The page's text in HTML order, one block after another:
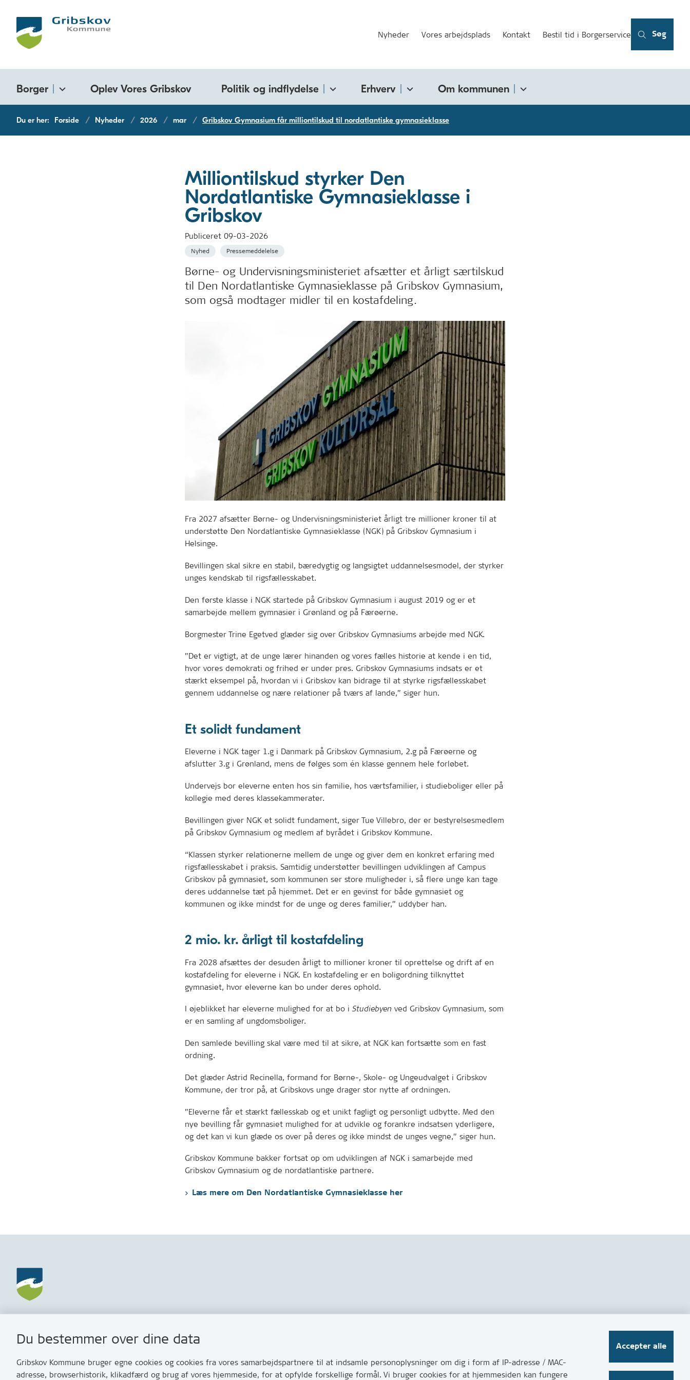
Nyheder Vores arbejdsplads Kontakt Bestil tid i Borgerservice Søg
Borger Oplev Vores Gribskov Politik og indflydelse Erhverv Om kommunen
Du er her: Forside Nyheder 2026 mar Gribskov Gymnasium får milliontilskud til nordatlantiske gymnasieklasse
Milliontilskud styrker Den
Nordatlantiske Gymnasieklasse i
Gribskov
Publiceret 09-03-2026
Nyhed Pressemeddelelse
Børne- og Undervisningsministeriet afsætter et årligt særtilskud
til Den Nordatlantiske Gymnasieklasse på Gribskov Gymnasium,
som også modtager midler til en kostafdeling.
Fra 2027 afsætter Børne- og Undervisningsministeriet årligt tre millioner kroner til at
understøtte Den Nordatlantiske Gymnasieklasse (NGK) på Gribskov Gymnasium i
Helsinge.
Bevillingen skal sikre en stabil, bæredygtig og langsigtet uddannelsesmodel, der styrker
unges kendskab til rigsfællesskabet.
Den første klasse i NGK startede på Gribskov Gymnasium i august 2019 og er et
samarbejde mellem gymnasier i Grønland og på Færøerne.
Borgmester Trine Egetved glæder sig over Gribskov Gymnasiums arbejde med NGK.
”Det er vigtigt, at de unge lærer hinanden og vores fælles historie at kende i en tid,
hvor vores demokrati og frihed er under pres. Gribskov Gymnasiums indsats er et
stærkt eksempel på, hvordan vi i Gribskov kan bidrage til at styrke rigsfællesskabet
gennem uddannelse og nære relationer på tværs af lande,” siger hun.
Et solidt fundament
Eleverne i NGK tager 1.g i Danmark på Gribskov Gymnasium, 2.g på Færøerne og
afslutter 3.g i Grønland, mens de følges som én klasse gennem hele forløbet.
Undervejs bor eleverne enten hos sin familie, hos værtsfamilier, i studieboliger eller på
kollegie med deres klassekammerater.
Bevillingen giver NGK et solidt fundament, siger Tue Villebro, der er bestyrelsesmedlem
på Gribskov Gymnasium og medlem af byrådet i Gribskov Kommune.
“Klassen styrker relationerne mellem de unge og giver dem en konkret erfaring med
rigsfællesskabet i praksis. Samtidig understøtter bevillingen udviklingen af Campus
Gribskov på gymnasiet, som kommunen ser store muligheder i, så flere unge kan tage
deres uddannelse tæt på hjemmet. Det er en gevinst for både gymnasiet og
kommunen og ikke mindst for de unge og deres familier,” uddyber han.
2 mio. kr. årligt til kostafdeling
Fra 2028 afsættes der desuden årligt to millioner kroner til oprettelse og drift af en
kostafdeling for eleverne i NGK. En kostafdeling er en boligordning tilknyttet
gymnasiet, hvor eleverne kan bo under deres ophold.
I øjeblikket har eleverne mulighed for at bo i Studiebyen ved Gribskov Gymnasium, som
er en samling af ungdomsboliger.
Den samlede bevilling skal være med til at sikre, at NGK kan fortsætte som en fast
ordning.
Det glæder Astrid Recinella, formand for Børne-, Skole- og Ungeudvalget i Gribskov
Kommune, der tror på, at Gribskovs unge drager stor nytte af ordningen.
”Eleverne får et stærkt fællesskab og et unikt fagligt og personligt udbytte. Med den
nye bevilling får gymnasiet mulighed for at udvikle og forankre indsatsen yderligere,
og det kan vi kun glæde os over på deres og ikke mindst de unges vegne,” siger hun.
Gribskov Kommune bakker fortsat op om udviklingen af NGK i samarbejde med
Gribskov Gymnasium og de nordatlantiske partnere.
Læs mere om Den Nordatlantiske Gymnasieklasse her
Rådhusvej 3
Skriv til os via Digital Post
med os? Se her hvordan
Cookies
Du bestemmer over dine data
Gribskov Kommune bruger egne cookies og cookies fra vores samarbejdspartnere til at indsamle personoplysninger om dig i form af IP-adresse / MAC-
adresse, browserhistorik, klikadfærd og brug af vores hjemmeside, for at opfylde forskellige formål. Vi bruger cookies for at hjemmesiden kan fungere
Accepter alle